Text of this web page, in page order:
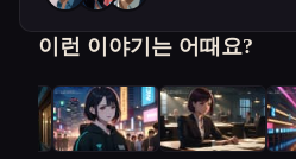
이런 이야기는 어때요?